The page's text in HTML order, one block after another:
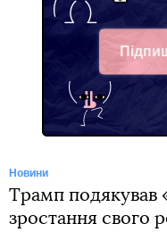
Новини
Трамп подякував
зростання свого